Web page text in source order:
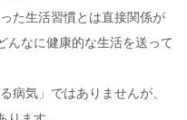
た生活習慣とは直接関係が
んなに健康的な生活を送って
病気」ではありませんが、